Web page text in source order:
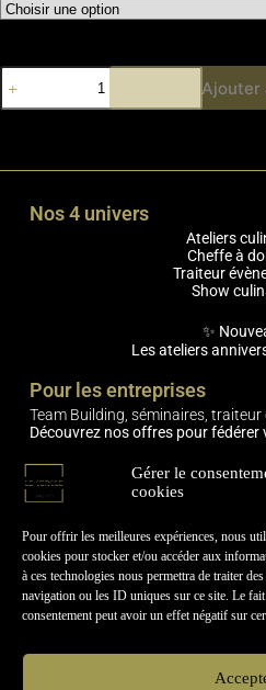
Gérer le
cookies
Pour offrir les meilleures expériences, nous
cookies pour stocker et/ou accéder aux
à ces technologies nous permettra de traiter
navigation ou les ID uniques sur ce site. Le
consentement peut avoir un effet négatif sur
Ajouter
Nos 4 univers
Ateliers
Cheffe à
Traiteur
Show
✨
Les ateliers
Pour les entreprises
Team Building, séminaires, traiteur
Découvrez nos offres pour fédérer
Engagements
🌿 Expériences responsables
🫶 Expériences
Informations pratiques
Contactez-nous !